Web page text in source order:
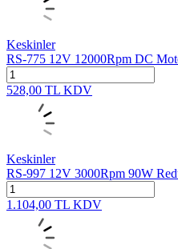
Keskinler
RS-775 12V 12000Rpm DC
528,00 TL KDV
Keskinler
RS-997 12V 3000Rpm 90W
1.104,00 TL KDV